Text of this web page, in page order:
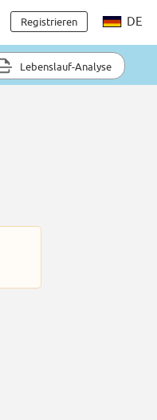
Registrieren DE
Lebenslauf-Analyse